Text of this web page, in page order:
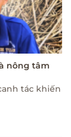
nông tâm
tác khiến